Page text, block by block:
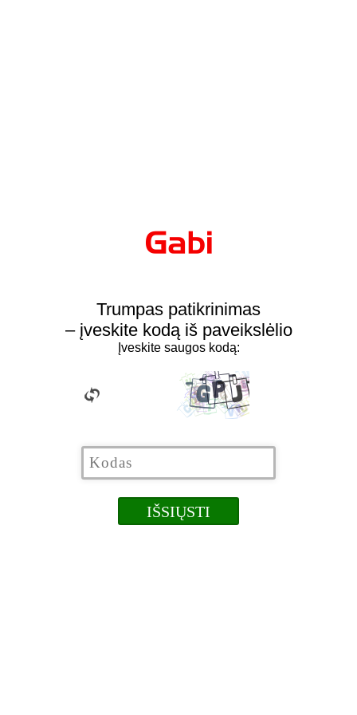
Trumpas patikrinimas
– įveskite kodą iš paveikslėlio
Įveskite saugos kodą: